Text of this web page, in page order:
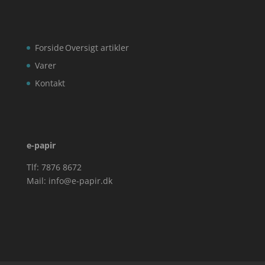
Forside
Varer
Kontakt
Oversigt artikler
e-papir
Tlf: 7876 8672
Mail: info@e-papir.dk